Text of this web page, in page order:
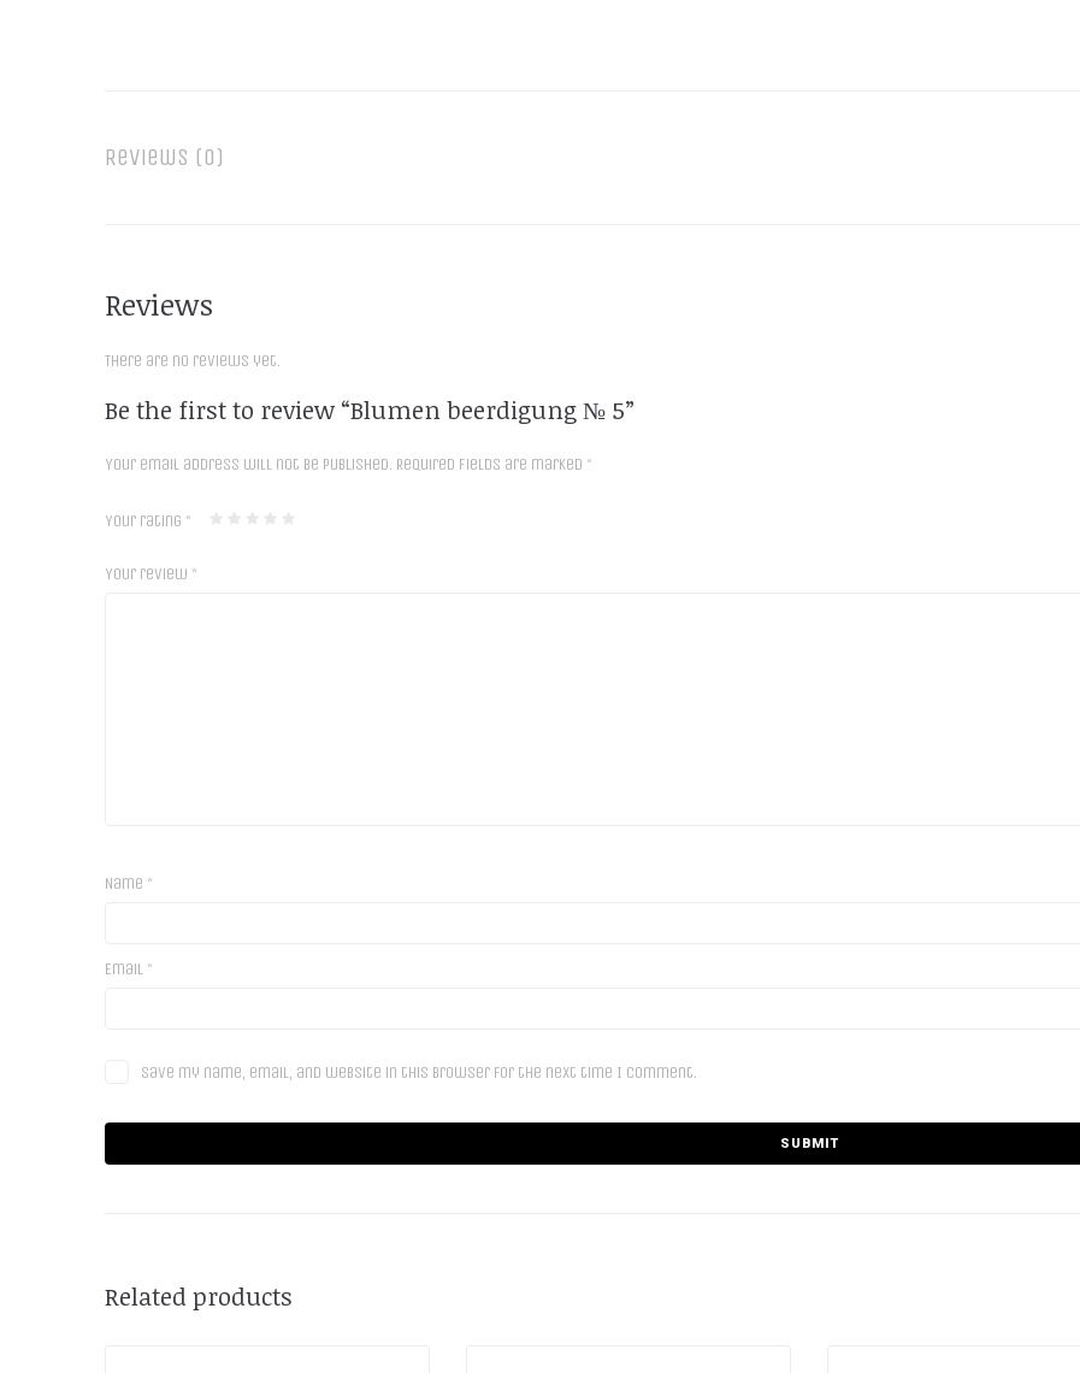
Reviews (0)
Reviews
There are no reviews yet.
Be the first to review “Blumen beerdigung № 5”
Your email address will not be published. Required fields are marked *
Your rating *
Your review *
Name *
Email *
Save my name, email, and website in this browser for the next time I comment.
Related products